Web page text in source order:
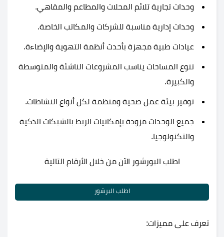
وحدات تجارية تلائم المحلات والمطاعم والمقاهي.
وحدات إدارية مناسبة للشركات والمكاتب الخاصة.
عيادات طبية مجهزة بأحدث أنظمة التهوية والإضاءة.
تنوع المساحات يناسب المشروعات الناشئة والمتوسطة
والكبيرة.
توفير بيئة عمل صحية ومنظمة لكل أنواع النشاطات.
جميع الوحدات مزودة بإمكانيات الربط بالشبكات الذكية
والتكنولوجيا.
اطلب البورشور الآن من خلال الأرقام التالية
اطلب البرشور
تعرف على مميزات: